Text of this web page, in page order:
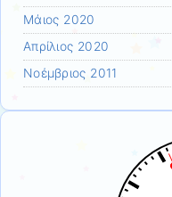
Μάιος 2020
Απρίλιος 2020
Νοέμβριος 2011